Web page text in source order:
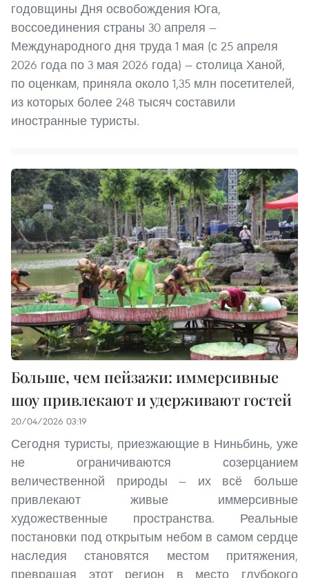
годовщины Дня освобождения Юга,
воссоединения страны 30 апреля —
Международного дня труда 1 мая (с 25 апреля
2026 года по 3 мая 2026 года) — столица Ханой,
по оценкам, приняла около 1,35 млн посетителей,
из которых более 248 тысяч составили
иностранные туристы.
Больше, чем пейзажи: иммерсивные
шоу привлекают и удерживают гостей
20/04/2026 03:19
Сегодня туристы, приезжающие в Ниньбинь, уже
не ограничиваются созерцанием
величественной природы — их всё больше
привлекают живые иммерсивные
художественные пространства. Реальные
постановки под открытым небом в самом сердце
наследия становятся местом притяжения,
превращая этот регион в место глубокого